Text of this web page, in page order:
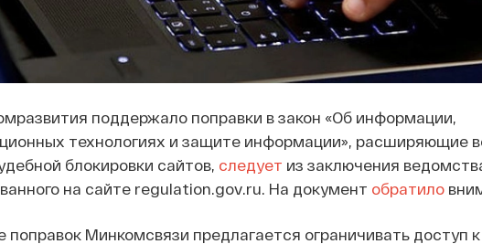
поддержало поправки в закон «Об информации,
технологиях и защите информации», расширяющие
блокировки сайтов, следует из заключения
на сайте regulation.gov.ru. На документ обратило
поправок Минкомсвязи предлагается ограничивать доступ